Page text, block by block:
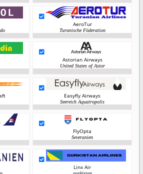
AeroTur
Turanische Föderation
Astorian Airways
United States of Astor
Easyfly Airways
Seereich Aquatropolis
FlyOpta
Severanien
Linx Air